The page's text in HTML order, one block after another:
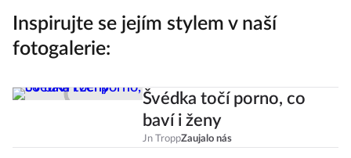
Inspirujte se jejím stylem v naší
fotogalerie:
Švédka točí porno, co
baví i ženy
Jn TroppZaujalo nás